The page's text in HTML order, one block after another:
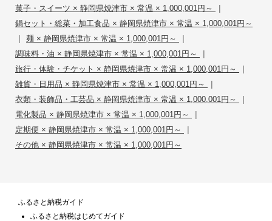
菓子・スイーツ × 静岡県焼津市 × 常温 × 1,000,001円～ |
鍋セット・総菜・加工食品 × 静岡県焼津市 × 常温 × 1,000,001円～
| 麺 × 静岡県焼津市 × 常温 × 1,000,001円～ |
調味料・油 × 静岡県焼津市 × 常温 × 1,000,001円～ |
旅行・体験・チケット × 静岡県焼津市 × 常温 × 1,000,001円～ |
雑貨・日用品 × 静岡県焼津市 × 常温 × 1,000,001円～ |
衣類・装飾品・工芸品 × 静岡県焼津市 × 常温 × 1,000,001円～ |
電化製品 × 静岡県焼津市 × 常温 × 1,000,001円～ |
定期便 × 静岡県焼津市 × 常温 × 1,000,001円～ |
その他 × 静岡県焼津市 × 常温 × 1,000,001円～
ふるさと納税ガイド
ふるさと納税はじめてガイド